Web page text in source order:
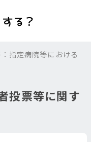
指定病院等における
投票等に関す